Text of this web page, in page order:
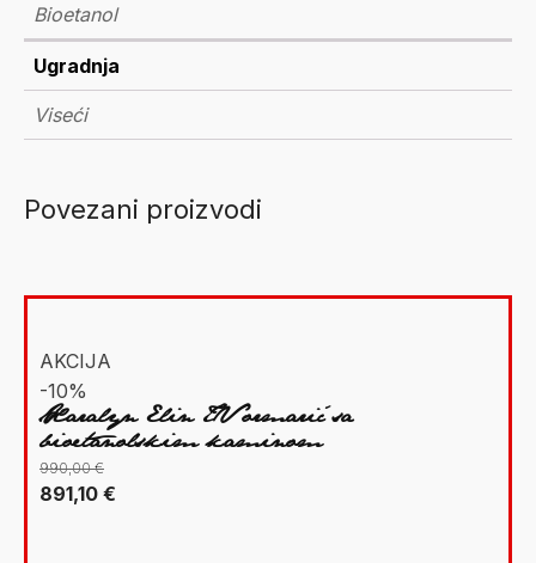
Bioetanol
Ugradnja
Viseći
Povezani proizvodi
AKCIJA
-10%
Xaralyn Elin TV ormarić sa
bioetanolskim kaminom
990,00€
Izvorna
891,10 €